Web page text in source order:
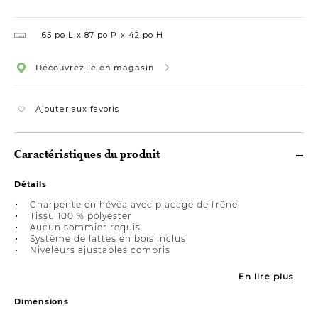
65 po L 87 po P 42 po H
Découvrez-le en magasin
Ajouter aux favoris
Caractéristiques du produit
Détails
Charpente en hévéa avec placage de frêne
Tissu 100 % polyester
Aucun sommier requis
Système de lattes en bois inclus
Niveleurs ajustables compris
En lire plus
Dimensions